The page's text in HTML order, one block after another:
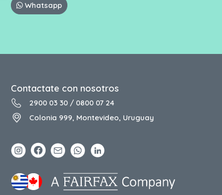
Whatsapp
Contactate con nosotros
2900 03 30 / 0800 07 24
Colonia 999, Montevideo, Uruguay